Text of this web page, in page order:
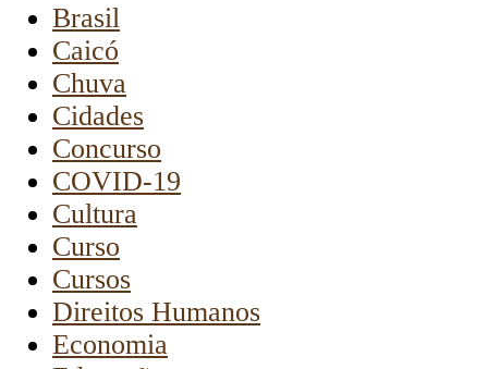
Brasil
Caicó
Chuva
Cidades
Concurso
COVID-19
Cultura
Curso
Cursos
Direitos Humanos
Economia